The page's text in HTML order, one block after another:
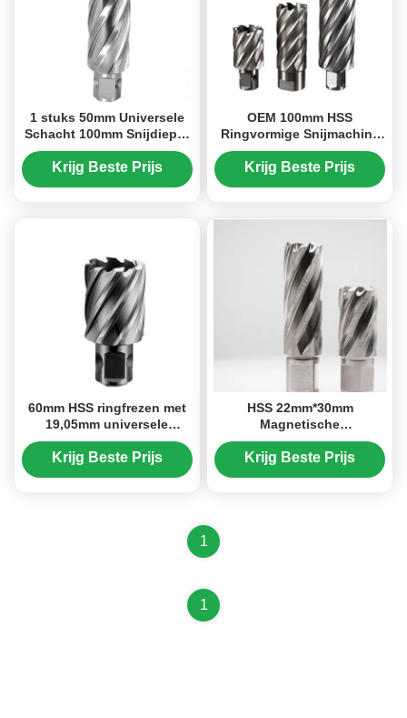
1 stuks 50mm Universele
Schacht 100mm Snijdiepte
HSS Ringfrees Voor Staal,
Aluminium, Roestvrij Staal
Krijg Beste Prijs
OEM 100mm HSS
Ringvormige Snijmachine
19.05mm Schank
Magnetische Boor
Snijmachines Voor Diepgat
Krijg Beste Prijs
60mm HSS ringfrezen met
19,05mm universele
schacht kernboor
Krijg Beste Prijs
HSS 22mm*30mm
Magnetische
Boorringfrezen 30mm
Snijdiepte Weldon Schacht
Krijg Beste Prijs
1
1